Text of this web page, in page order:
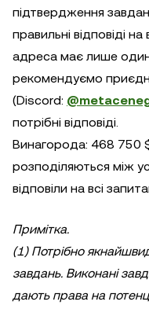
підтвердження
правильні відповіді
адреса має лише один
рекомендуємо
(Discord:
потрібні відповіді.
Винагорода: 468 750
розподіляються між
відповіли на всі
Примітка.
(1) Потрібно
завдань. Виконані
дають права на